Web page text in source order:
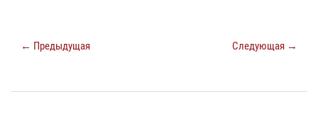
← Предыдущая Следующая →